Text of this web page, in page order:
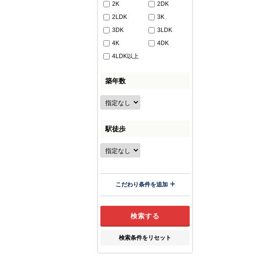
2K
2DK
2LDK
3K
3DK
3LDK
4K
4DK
4LDK以上
築年数
駅徒歩
こだわり条件を追加
検索条件をリセット